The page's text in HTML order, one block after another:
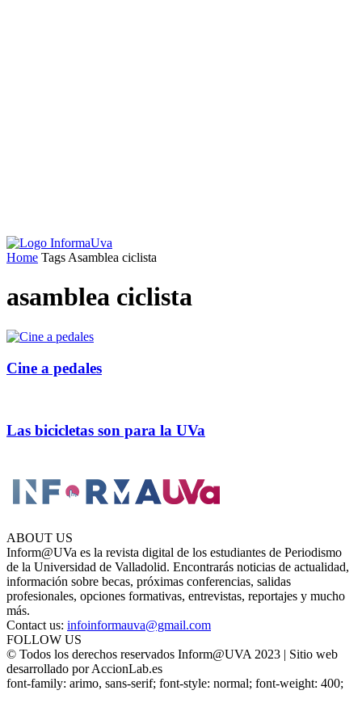
Home Tags Asamblea ciclista
asamblea ciclista
Cine a pedales
Las bicicletas son para la UVa
ABOUT US
Inform@UVa es la revista digital de los estudiantes de Periodismo
de la Universidad de Valladolid. Encontrarás noticias de actualidad,
información sobre becas, próximas conferencias, salidas
profesionales, opciones formativas, entrevistas, reportajes y mucho
más.
Contact us: infoinformauva@gmail.com
FOLLOW US
© Todos los derechos reservados Inform@UVA 2023 | Sitio web
desarrollado por AccionLab.es
font-family: arimo, sans-serif; font-style: normal; font-weight: 400;